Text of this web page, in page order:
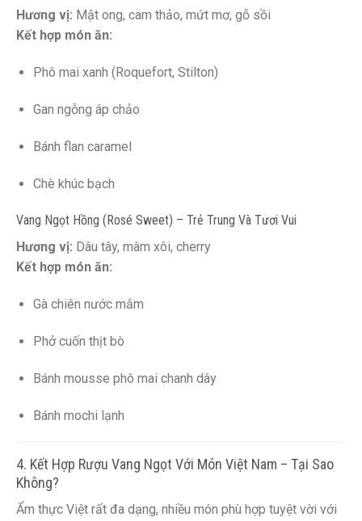
Hương vị: Mật ong, cam thảo, mứt mơ, gỗ sồi
Kết hợp món ăn:
Phô mai xanh (Roquefort, Stilton)
Gan ngỗng áp chảo
Bánh flan caramel
Chè khúc bạch
Vang Ngọt Hồng (Rosé Sweet) – Trẻ Trung Và Tươi Vui
Hương vị: Dâu tây, mâm xôi, cherry
Kết hợp món ăn:
Gà chiên nước mắm
Phở cuốn thịt bò
Bánh mousse phô mai chanh dây
Bánh mochi lạnh
4. Kết Hợp Rượu Vang Ngọt Với Món Việt Nam – Tại Sao
Không?
Ẩm thực Việt rất đa dạng, nhiều món phù hợp tuyệt vời với